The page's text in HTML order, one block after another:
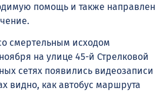
помощь и также направлен
смертельным исходом
на улице 45-й Стрелковой
сетях появились видеозаписи
видно, как автобус маршрута